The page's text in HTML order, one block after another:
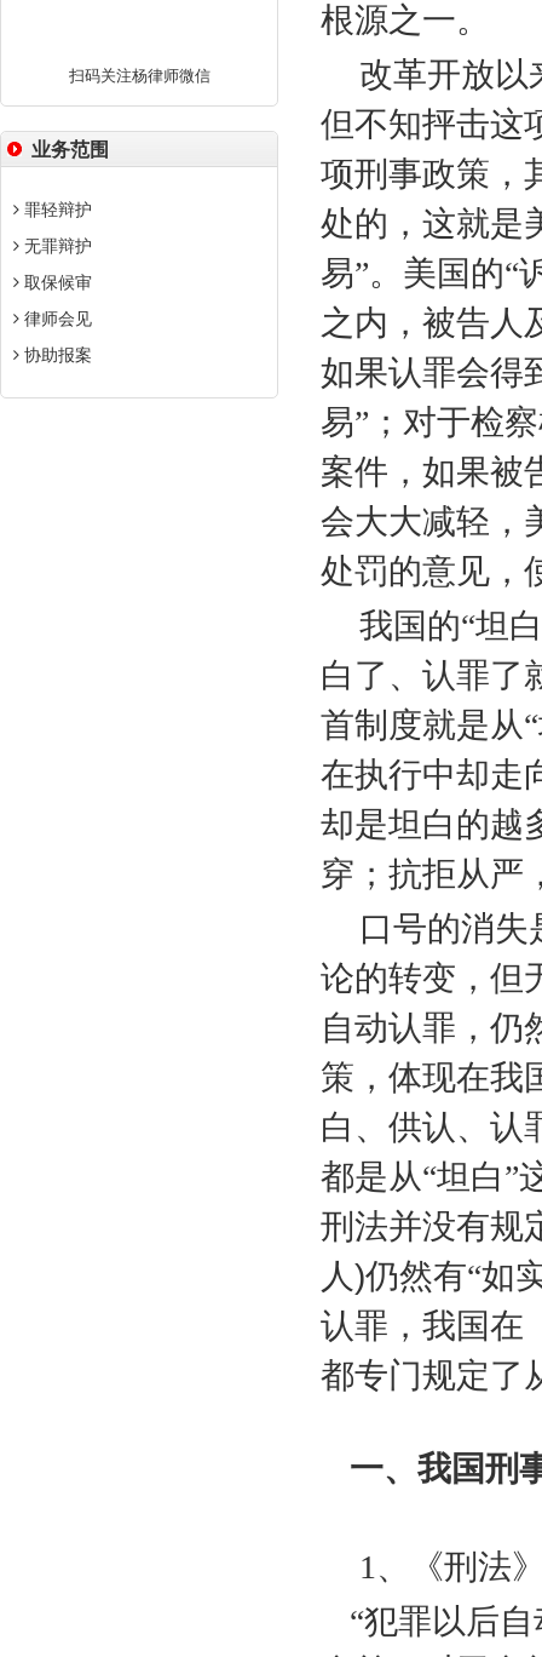
扫码关注杨律师微信
业务范围
罪轻辩护
无罪辩护
取保候审
律师会见
协助报案
根源之一。
改革开放以
但不知抨击这
项刑事政策，
处的，这就是
易”。美国的“
之内，被告人
如果认罪会得
易”；对于检
案件，如果被
会大大减轻，
处罚的意见，
我国的“坦
白了、认罪了
首制度就是从
在执行中却走
却是坦白的越
穿；抗拒从严
口号的消失
论的转变，但
自动认罪，仍
策，体现在我
白、供认、认
都是从“坦白”
刑法并没有规
人)仍然有“如
认罪，我国在
都专门规定了
一、我国刑
1 、《刑法
“犯罪以后